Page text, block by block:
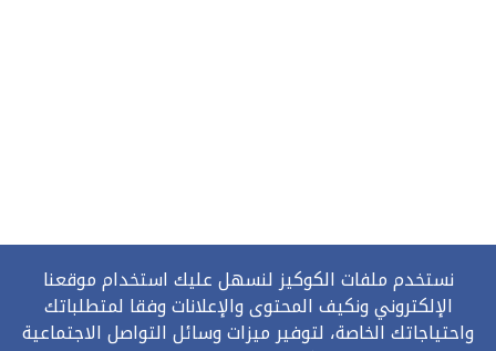
نستخدم ملفات الكوكيز لنسهل عليك استخدام موقعنا
الإلكتروني ونكيف المحتوى والإعلانات وفقا لمتطلباتك
واحتياجاتك الخاصة، لتوفير ميزات وسائل التواصل الاجتماعية